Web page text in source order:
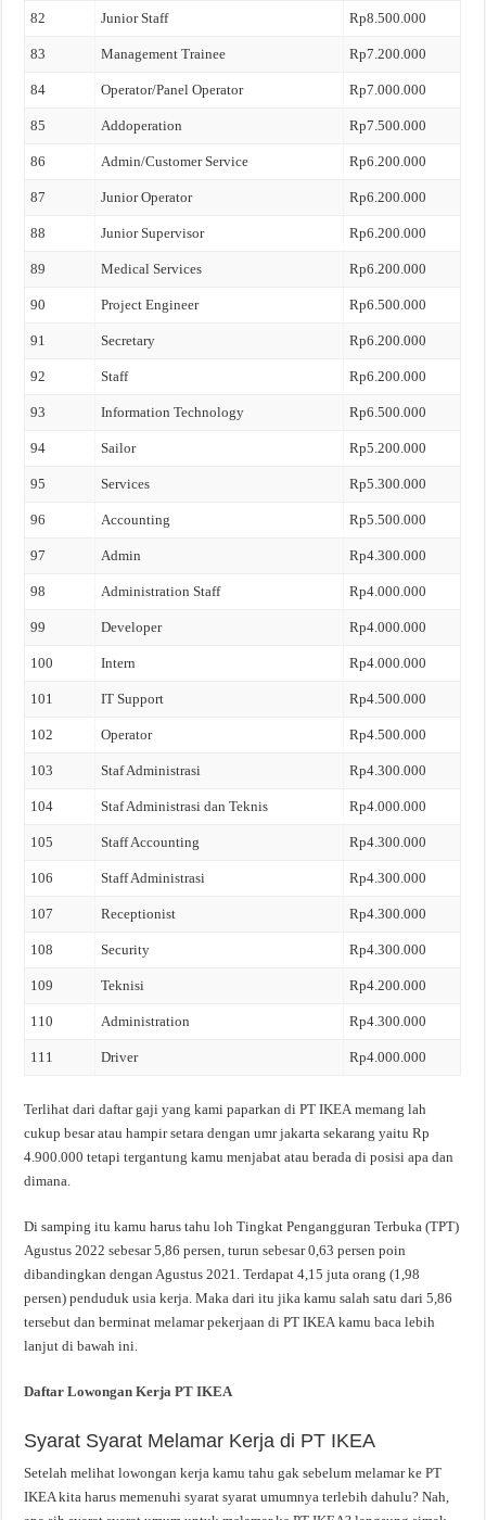
82 Junior Staff Rp8.500.000
83 Management Trainee Rp7.200.000
84 Operator/Panel Operator Rp7.000.000
85 Addoperation Rp7.500.000
86 Admin/Customer Service Rp6.200.000
87 Junior Operator Rp6.200.000
88 Junior Supervisor Rp6.200.000
89 Medical Services Rp6.200.000
90 Project Engineer Rp6.500.000
91 Secretary Rp6.200.000
92 Staff Rp6.200.000
93 Information Technology Rp6.500.000
94 Sailor Rp5.200.000
95 Services Rp5.300.000
96 Accounting Rp5.500.000
97 Admin Rp4.300.000
98 Administration Staff Rp4.000.000
99 Developer Rp4.000.000
100 Intern Rp4.000.000
101 IT Support Rp4.500.000
102 Operator Rp4.500.000
103 Staf Administrasi Rp4.300.000
104 Staf Administrasi dan Teknis Rp4.000.000
105 Staff Accounting Rp4.300.000
106 Staff Administrasi Rp4.300.000
107 Receptionist Rp4.300.000
108 Security Rp4.300.000
109 Teknisi Rp4.200.000
110 Administration Rp4.300.000
111 Driver Rp4.000.000
Terlihat dari daftar gaji yang kami paparkan di PT IKEA memang lah
cukup besar atau hampir setara dengan umr jakarta sekarang yaitu Rp
4.900.000 tetapi tergantung kamu menjabat atau berada di posisi apa dan
dimana.
Di samping itu kamu harus tahu loh Tingkat Pengangguran Terbuka (TPT)
Agustus 2022 sebesar 5,86 persen, turun sebesar 0,63 persen poin
dibandingkan dengan Agustus 2021. Terdapat 4,15 juta orang (1,98
persen) penduduk usia kerja. Maka dari itu jika kamu salah satu dari 5,86
tersebut dan berminat melamar pekerjaan di PT IKEA kamu baca lebih
lanjut di bawah ini.
Daftar Lowongan Kerja PT IKEA
Syarat Syarat Melamar Kerja di PT IKEA
Setelah melihat lowongan kerja kamu tahu gak sebelum melamar ke PT
IKEA kita harus memenuhi syarat syarat umumnya terlebih dahulu? Nah,